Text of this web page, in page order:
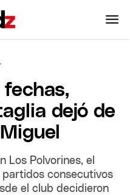
fechas,
dejó de
Los Polvorines, el
partidos consecutivos
el club decidieron